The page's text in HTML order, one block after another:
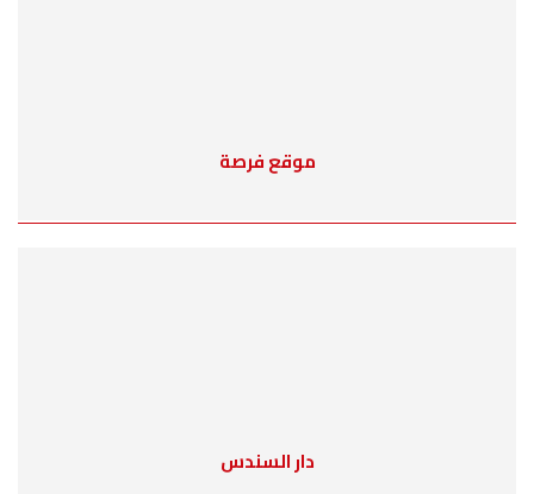
موقع فرصة
دار السندس